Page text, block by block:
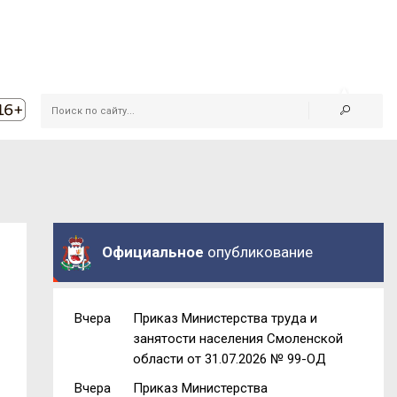
Официальное опубликование
Вчера
Приказ Министерства труда и
занятости населения Смоленской
области от 31.07.2026 № 99-ОД
Вчера
Приказ Министерства